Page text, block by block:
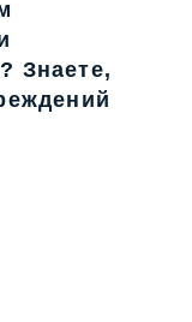
Знаете,